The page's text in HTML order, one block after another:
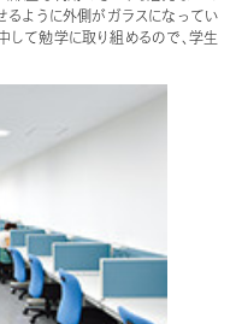
るように外側がガラスになってい
して勉学に取り組めるので、学生